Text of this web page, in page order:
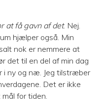
at få gavn af det. Nej.
hjælper også. Min
nok er nemmere at
det til en del af min dag
i ny og næ. Jeg tilstræber
Det er ikke
for tiden.